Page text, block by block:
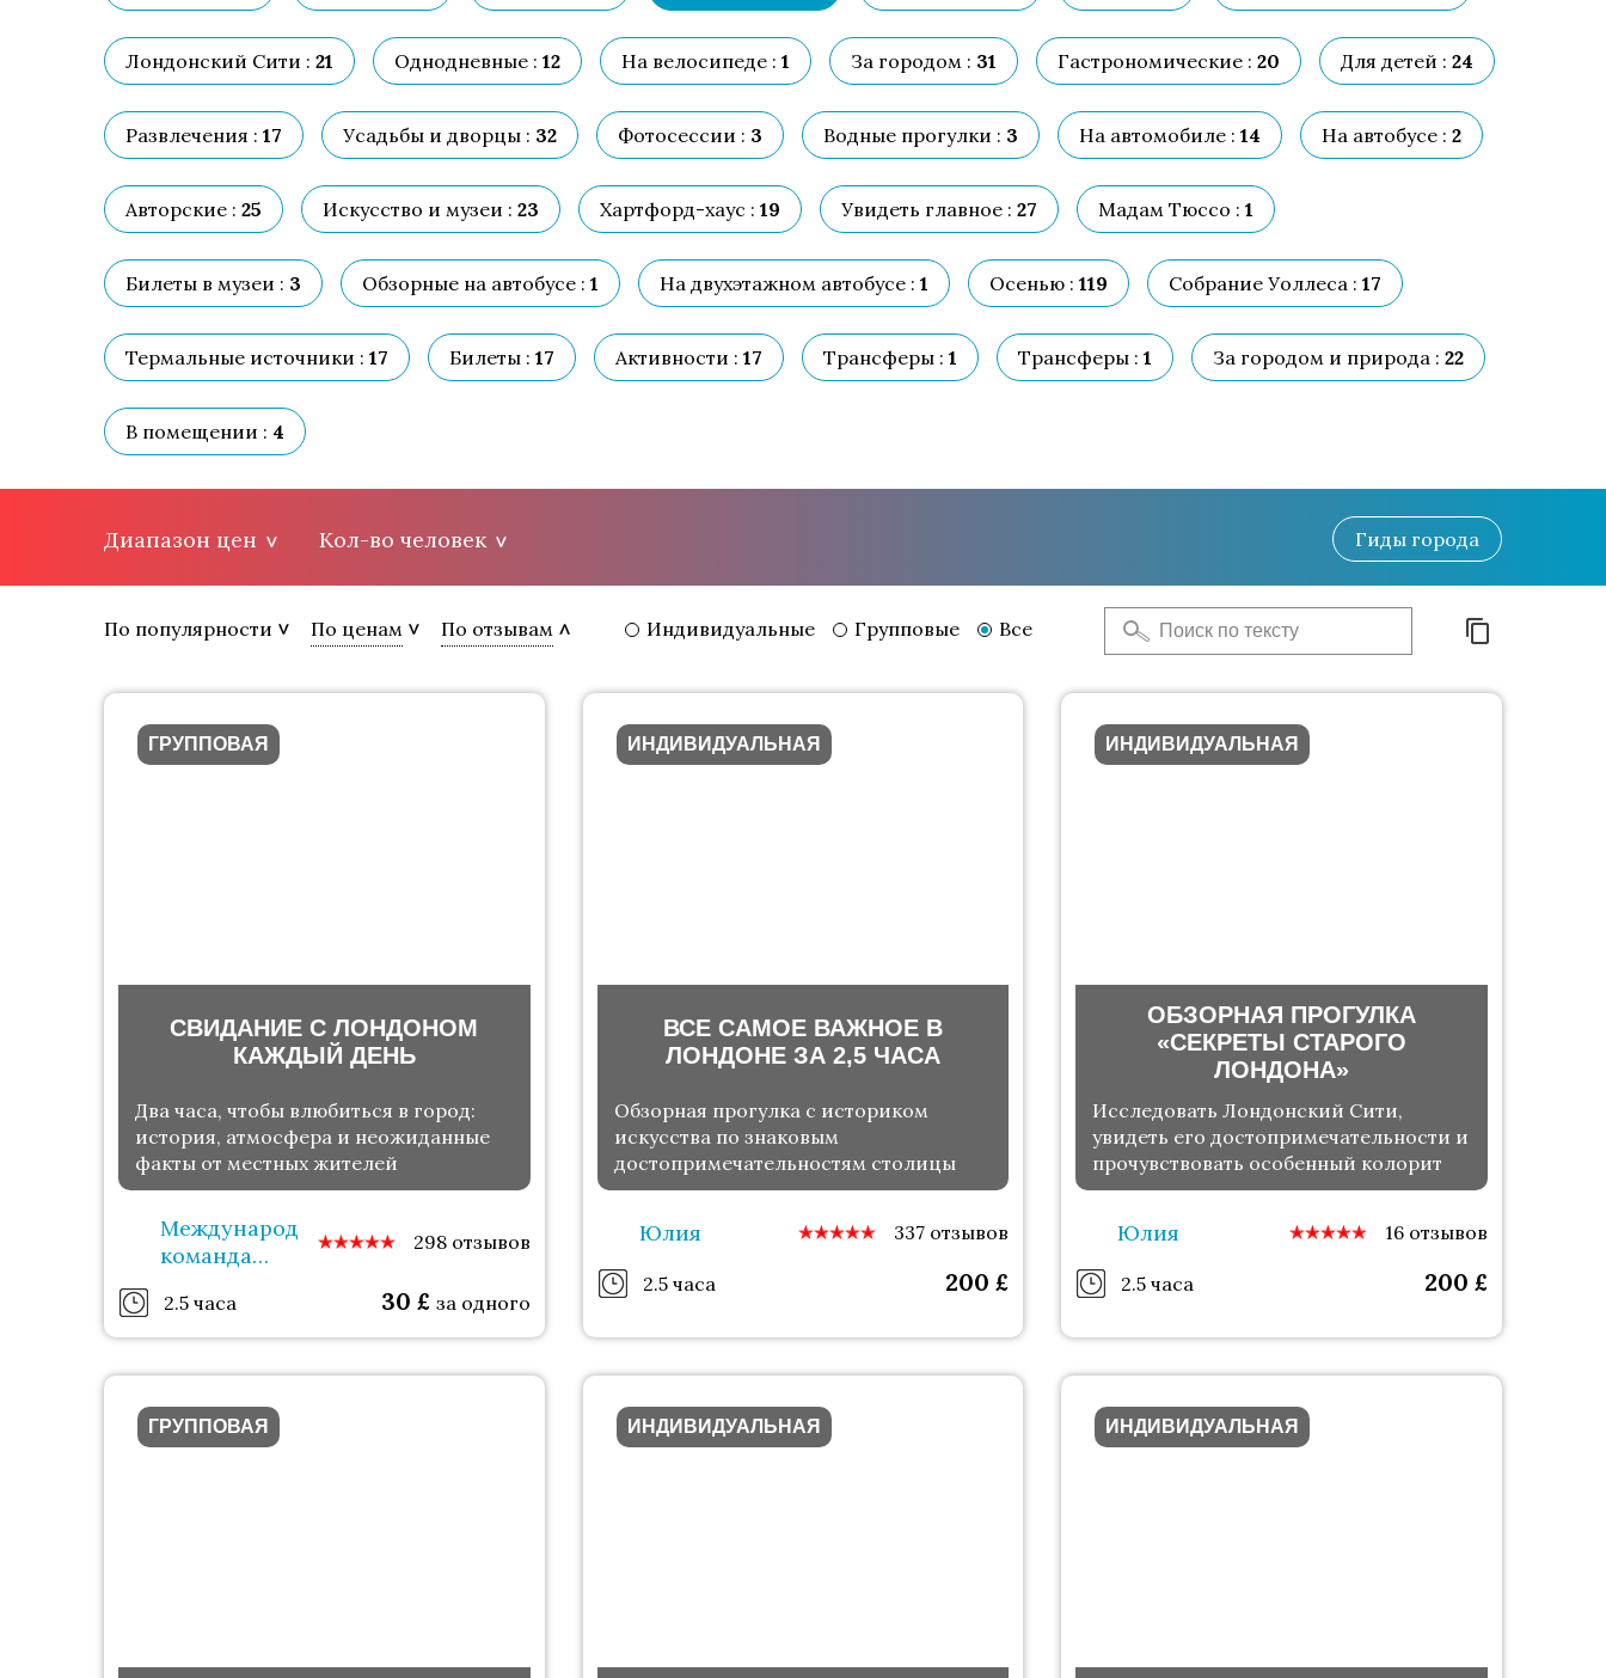
Лондонский Сити : 21 Однодневные : 12 На велосипеде : 1 За городом : 31 Гастрономические : 20 Для детей : 24
Развлечения : 17 Усадьбы и дворцы : 32 Фотосессии : 3 Водные прогулки : 3 На автомобиле : 14 На автобусе : 2
Авторские : 25 Искусство и музеи : 23 Хартфорд-хаус : 19 Увидеть главное : 27 Мадам Тюссо : 1
Билеты в музеи : 3 Обзорные на автобусе : 1 На двухэтажном автобусе : 1 Осенью : 119 Собрание Уоллеса : 17
Термальные источники : 17 Билеты : 17 Активности : 17 Трансферы : 1 Трансферы : 1 За городом и природа : 22
В помещении : 4
Диапазон цен Кол-во человек Гиды города
По популярности По ценам По отзывам Индивидуальные Групповые Все
ГРУППОВАЯ
СВИДАНИЕ С ЛОНДОНОМ
КАЖДЫЙ ДЕНЬ
Два часа, чтобы влюбиться в город:
история, атмосфера и неожиданные
факты от местных жителей
Международная
команда
298 отзывов
2.5 часа 30 £ за одного
ИНДИВИДУАЛЬНАЯ
ВСЕ САМОЕ ВАЖНОЕ В
ЛОНДОНЕ ЗА 2,5 ЧАСА
Обзорная прогулка с историком
искусства по знаковым
достопримечательностям столицы
Юлия 337 отзывов
2.5 часа 200£
ИНДИВИДУАЛЬНАЯ
ОБЗОРНАЯ ПРОГУЛКА
«СЕКРЕТЫ СТАРОГО
ЛОНДОНА»
Исследовать Лондонский Сити,
увидеть его достопримечательности и
прочувствовать особенный колорит
Юлия 16 отзывов
2.5 часа 200 £
ГРУППОВАЯ ИНДИВИДУАЛЬНАЯ ИНДИВИДУАЛЬНАЯ